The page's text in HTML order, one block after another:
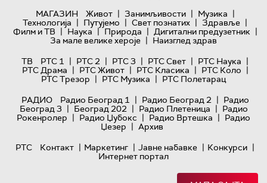
МАГАЗИН
Живот | Занимљивости | Музика |
Технологијa | Путујемо | Свет познатих | Здравље |
Филм и ТВ | Наука | Природа | Дигитални предузетник |
За мале велике хероје | Наизглед здрав
ТВ
РТС 1 | РТС 2 | РТС 3 | РТС Свет | РТС Наука |
РТС Драма | РТС Живот | РТС Класика | РТС Коло |
РТС Трезор | РТС Музика | РТС Полетарац
РАДИО
Радио Београд 1 | Радио Београд 2 | Радио
Београд 3 | Београд 202 | Радио Плетеница | Радио
Рокенролер | Радио Џубокс | Радио Вртешка | Радио
Џезер | Архив
РТС
Контакт | Маркетинг | Јавне набавке | Конкурси |
Интернет портал